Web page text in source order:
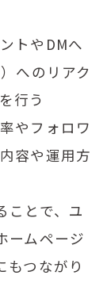
トやDMへ
へのリアク
行う
やフォロワ
容や運用方
ことで、ユ
ームページ
もつながり